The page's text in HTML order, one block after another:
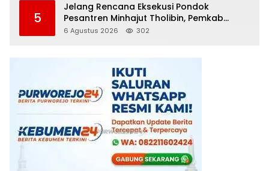
5
Jelang Rencana Eksekusi Pondok
Pesantren Minhajut Tholibin, Pemkab
Purworejo Dorong Penundaan hingga
6 Agustus 2026 302